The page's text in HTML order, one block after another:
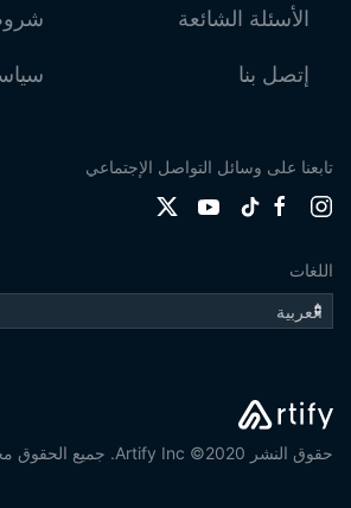
الأسئلة الشائعة
إتصل بنا
شروط
تابعنا على وسائل التواصل الإجتماعي
اللغات
حقوق النشر 2020© Artify Inc. جميع الحقوق محفوظة